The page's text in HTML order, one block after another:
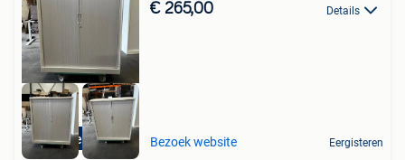
Nieuw
€ 265,00 Details
Bezoek website Eergisteren